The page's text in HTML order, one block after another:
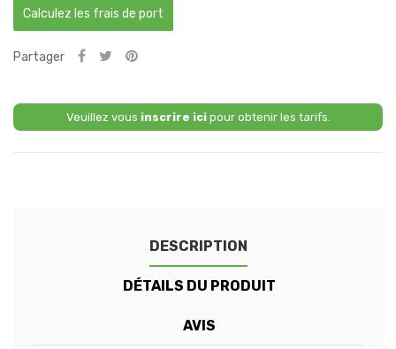
Calculez les frais de port
Partager
Veuillez vous inscrire icipour obtenir les tarifs.
DESCRIPTION
DÉTAILS DU PRODUIT
AVIS